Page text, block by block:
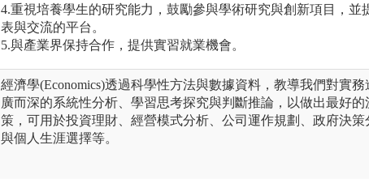
4.重視培養學生的研究能力，鼓勵參與學術研究與創新項目，並
表與交流的平台。
5.與產業界保持合作，提供實習就業機會。
經濟學(Economics)透過科學性方法與數據資料，教導我們對實務
廣而深的系統性分析、學習思考探究與判斷推論，以做出最好的
策，可用於投資理財、經營模式分析、公司運作規劃、政府決策
與個人生涯選擇等。